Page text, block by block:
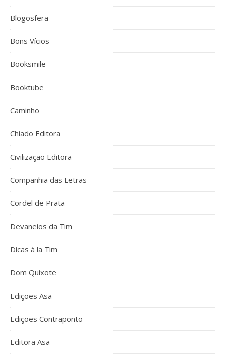
Blogosfera
Bons Vícios
Booksmile
Booktube
Caminho
Chiado Editora
Civilização Editora
Companhia das Letras
Cordel de Prata
Devaneios da Tim
Dicas à la Tim
Dom Quixote
Edições Asa
Edições Contraponto
Editora Asa